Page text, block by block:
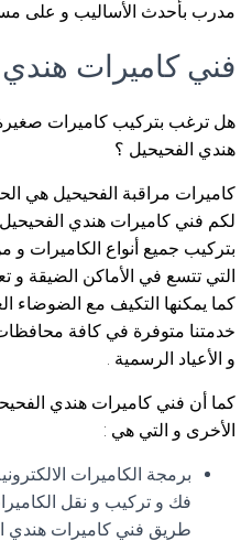
مدرب بأحدث الأساليب و على
فني كاميرات هندي
هل ترغب بتركيب كاميرات
هندي الفحيحيل ؟
كاميرات مراقبة الفحيحيل هي
لكم فني كاميرات هندي
بتركيب جميع أنواع الكاميرات و
التي تتسع في الأماكن الضيقة
كما يمكنها التكيف مع الضوضاء
خدمتنا متوفرة في كافة
و الأعياد الرسمية .
كما أن فني كاميرات هندي
الأخرى و التي هي :
برمجة الكاميرات
فك و تركيب و نقل
طريق فني كاميرات هندي